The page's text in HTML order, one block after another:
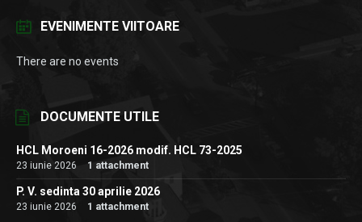
EVENIMENTE VIITOARE
There are no events
DOCUMENTE UTILE
HCL Moroeni 16-2026 modif. HCL 73-2025
23 iunie 2026 1 attachment
P. V. sedinta 30 aprilie 2026
23 iunie 2026 1 attachment